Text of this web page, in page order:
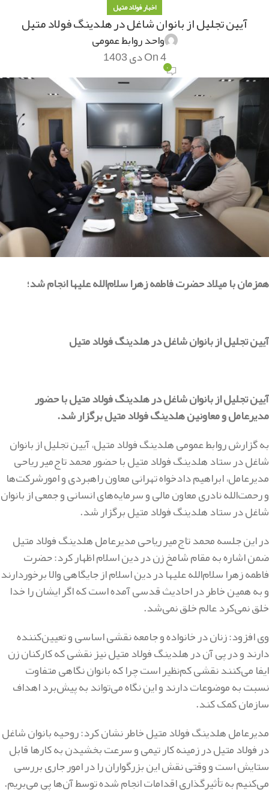
اخبار فولاد متیل
آیین تجلیل از بانوان شاغل در هلدینگ فولاد متیل
واحد روابط عمومی
On 4 دی 1403۰
همزمان با میلاد حضرت فاطمه زهرا سلام‌الله علیها انجام شد؛
آیین تجلیل از بانوان شاغل در هلدینگ فولاد متیل
آیین تجلیل از بانوان شاغل در هلدینگ فولاد متیل با حضور
مدیرعامل و معاونین هلدینگ فولاد متیل برگزار شد.
به گزارش روابط عمومی هلدینگ فولاد متیل، آیین تجلیل از بانوان
شاغل در ستاد هلدینگ فولاد متیل با حضور محمد تاج‌میر ریاحی
مدیرعامل، ابراهیم دادخواه تهرانی معاون راهبردی و امورشرکت‌ها
و رحمت‌الله نادری معاون مالی و سرمایه‌های انسانی و جمعی از بانوان
شاغل در ستاد هلدینگ فولاد متیل برگزار شد.
در این جلسه محمد تاج‌میر ریاحی مدیرعامل هلدینگ فولاد متیل
ضمن اشاره به مقام شامخ زن در دین اسلام اظهار کرد: حضرت
فاطمه زهرا سلام‌الله علیها در دین اسلام از جایگاهی والا برخوردارند
و به همین خاطر در احادیث قدسی آمده است که اگر ایشان را خدا
خلق نمی‌کرد عالم خلق نمی‌شد.
وی افزود: زنان در خانواده و جامعه نقشی اساسی و تعیین‌کننده
دارند و در پی آن در هلدینگ فولاد متیل نیز نقشی که کارکنان زن
ایفا می‌کنند نقشی کم‌نظیر است چرا که بانوان نگاهی متفاوت
نسبت به موضوعات دارند و این نگاه می‌تواند به پیش‌برد اهداف
سازمان کمک کند.
مدیرعامل هلدینگ فولاد متیل خاطر نشان کرد: روحیه بانوان شاغل
در فولاد متیل در زمینه‌ کار تیمی و سرعت بخشیدن به کارها قابل
ستایش است و وقتی نقش این بزرگواران را در امور جاری بررسی
می‌کنیم به تأثیرگذاری اقدامات انجام شده توسط آن‌ها پی می‌بریم.